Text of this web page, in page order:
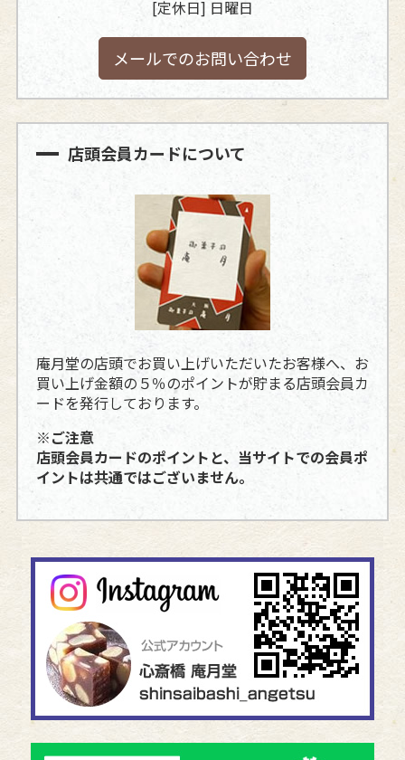
[定休日] 日曜日
メールでのお問い合わせ
店頭会員カードについて
庵月堂の店頭でお買い上げいただいたお客様へ、お
買い上げ金額の５％のポイントが貯まる店頭会員カ
ードを発行しております。
※ご注意
店頭会員カードのポイントと、当サイトでの会員ポ
イントは共通ではございません。